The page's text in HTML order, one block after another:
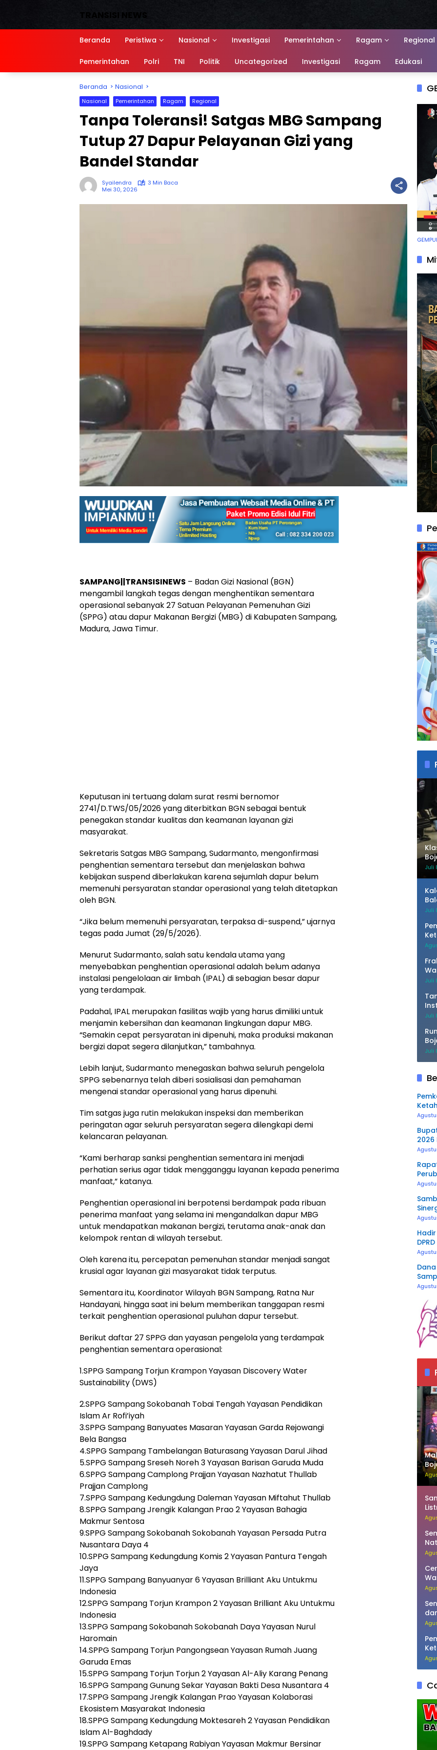
TRANSISI NEWS
Siber,
referensi
Beranda Peristiwa Nasional Investigasi Pemerintahan Ragam Regional
Pemerintahan Polri TNI Politik Uncategorized Investigasi Ragam Edukasi
Beranda Nasional
Nasional Pemerintahan Ragam Regional
Tanpa Toleransi! Satgas MBG Sampang
Tutup 27 Dapur Pelayanan Gizi yang
Bandel Standar
Syailendra
3 Min Baca
Mei 30, 2026
SAMPANG||TRANSISINEWS – Badan Gizi Nasional (BGN)
mengambil langkah tegas dengan menghentikan sementara
operasional sebanyak 27 Satuan Pelayanan Pemenuhan Gizi
(SPPG) atau dapur Makanan Bergizi (MBG) di Kabupaten Sampang,
Madura, Jawa Timur.
Keputusan ini tertuang dalam surat resmi bernomor
2741/D.TWS/05/2026 yang diterbitkan BGN sebagai bentuk
penegakan standar kualitas dan keamanan layanan gizi
masyarakat.
Sekretaris Satgas MBG Sampang, Sudarmanto, mengonfirmasi
penghentian sementara tersebut dan menjelaskan bahwa
kebijakan suspend diberlakukan karena sejumlah dapur belum
memenuhi persyaratan standar operasional yang telah ditetapkan
oleh BGN.
“Jika belum memenuhi persyaratan, terpaksa di-suspend,” ujarnya
tegas pada Jumat (29/5/2026).
Menurut Sudarmanto, salah satu kendala utama yang
menyebabkan penghentian operasional adalah belum adanya
instalasi pengelolaan air limbah (IPAL) di sebagian besar dapur
yang terdampak.
Padahal, IPAL merupakan fasilitas wajib yang harus dimiliki untuk
menjamin kebersihan dan keamanan lingkungan dapur MBG.
“Semakin cepat persyaratan ini dipenuhi, maka produksi makanan
bergizi dapat segera dilanjutkan,” tambahnya.
Lebih lanjut, Sudarmanto menegaskan bahwa seluruh pengelola
SPPG sebenarnya telah diberi sosialisasi dan pemahaman
mengenai standar operasional yang harus dipenuhi.
Tim satgas juga rutin melakukan inspeksi dan memberikan
peringatan agar seluruh persyaratan segera dilengkapi demi
kelancaran pelayanan.
“Kami berharap sanksi penghentian sementara ini menjadi
perhatian serius agar tidak mengganggu layanan kepada penerima
manfaat,” katanya.
Penghentian operasional ini berpotensi berdampak pada ribuan
penerima manfaat yang selama ini mengandalkan dapur MBG
untuk mendapatkan makanan bergizi, terutama anak-anak dan
kelompok rentan di wilayah tersebut.
Oleh karena itu, percepatan pemenuhan standar menjadi sangat
krusial agar layanan gizi masyarakat tidak terputus.
Sementara itu, Koordinator Wilayah BGN Sampang, Ratna Nur
Handayani, hingga saat ini belum memberikan tanggapan resmi
terkait penghentian operasional puluhan dapur tersebut.
Berikut daftar 27 SPPG dan yayasan pengelola yang terdampak
penghentian sementara operasional:
1.SPPG Sampang Torjun Krampon Yayasan Discovery Water
Sustainability (DWS)
2.SPPG Sampang Sokobanah Tobai Tengah Yayasan Pendidikan
Islam Ar Rofi’iyah
3.SPPG Sampang Banyuates Masaran Yayasan Garda Rejowangi
Bela Bangsa
4.SPPG Sampang Tambelangan Baturasang Yayasan Darul Jihad
5.SPPG Sampang Sreseh Noreh 3 Yayasan Barisan Garuda Muda
6.SPPG Sampang Camplong Prajjan Yayasan Nazhatut Thullab
Prajjan Camplong
7.SPPG Sampang Kedungdung Daleman Yayasan Miftahut Thullab
8.SPPG Sampang Jrengik Kalangan Prao 2 Yayasan Bahagia
Makmur Sentosa
9.SPPG Sampang Sokobanah Sokobanah Yayasan Persada Putra
Nusantara Daya 4
10.SPPG Sampang Kedungdung Komis 2 Yayasan Pantura Tengah
Jaya
11.SPPG Sampang Banyuanyar 6 Yayasan Brilliant Aku Untukmu
Indonesia
12.SPPG Sampang Torjun Krampon 2 Yayasan Brilliant Aku Untukmu
Indonesia
13.SPPG Sampang Sokobanah Sokobanah Daya Yayasan Nurul
Haromain
14.SPPG Sampang Torjun Pangongsean Yayasan Rumah Juang
Garuda Emas
15.SPPG Sampang Torjun Torjun 2 Yayasan Al-Aliy Karang Penang
16.SPPG Sampang Gunung Sekar Yayasan Bakti Desa Nusantara 4
17.SPPG Sampang Jrengik Kalangan Prao Yayasan Kolaborasi
Ekosistem Masyarakat Indonesia
18.SPPG Sampang Kedungdung Moktesareh 2 Yayasan Pendidikan
Islam Al-Baghdady
19.SPPG Sampang Ketapang Rabiyan Yayasan Makmur Bersinar
Juli
Juli
Juli
Juli
Juli
dan
pada
2027